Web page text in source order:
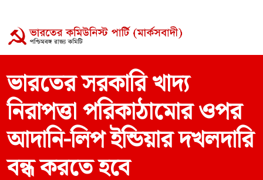
ভারতের সরকারি খাদ্য
নিরাপত্তা পরিকাঠামোর ওপর
আদানি-লিপ ইন্ডিয়ার দখলদারি
বন্ধ করতে হবে